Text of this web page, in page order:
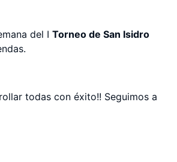
del I Torneo de San Isidro
todas con éxito!! Seguimos a